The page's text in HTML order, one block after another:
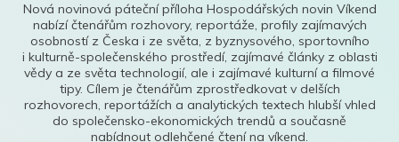
Nová novinová páteční příloha Hospodářských novin Víkend
nabízí čtenářům rozhovory, reportáže, profily zajímavých
osobností z Česka i ze světa, z byznysového, sportovního
i kulturně-společenského prostředí, zajímavé články z oblasti
vědy a ze světa technologií, ale i zajímavé kulturní a filmové
tipy. Cílem je čtenářům zprostředkovat v delších
rozhovorech, reportážích a analytických textech hlubší vhled
do společensko-ekonomických trendů a současně
nabídnout odlehčené čtení na víkend.